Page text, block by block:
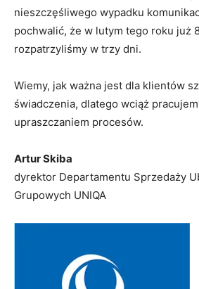
nieszczęśliwego wypadku
pochwalić, że w lutym tego roku już
rozpatrzyliśmy w trzy dni.
Wiemy, jak ważna jest dla klientów
świadczenia, dlatego wciąż
upraszczaniem procesów.
Artur Skiba
dyrektor Departamentu Sprzedaży
Grupowych UNIQA